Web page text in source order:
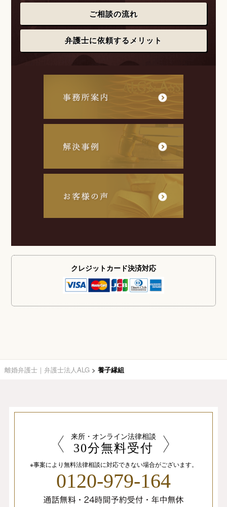
ご相談の流れ
弁護士に依頼するメリット
クレジットカード決済対応
離婚弁護士｜弁護士法人ALG > 養子縁組
来所・オンライン法律相談
30分無料受付
※事案により無料法律相談に対応できない場合がございます。
0120-979-164